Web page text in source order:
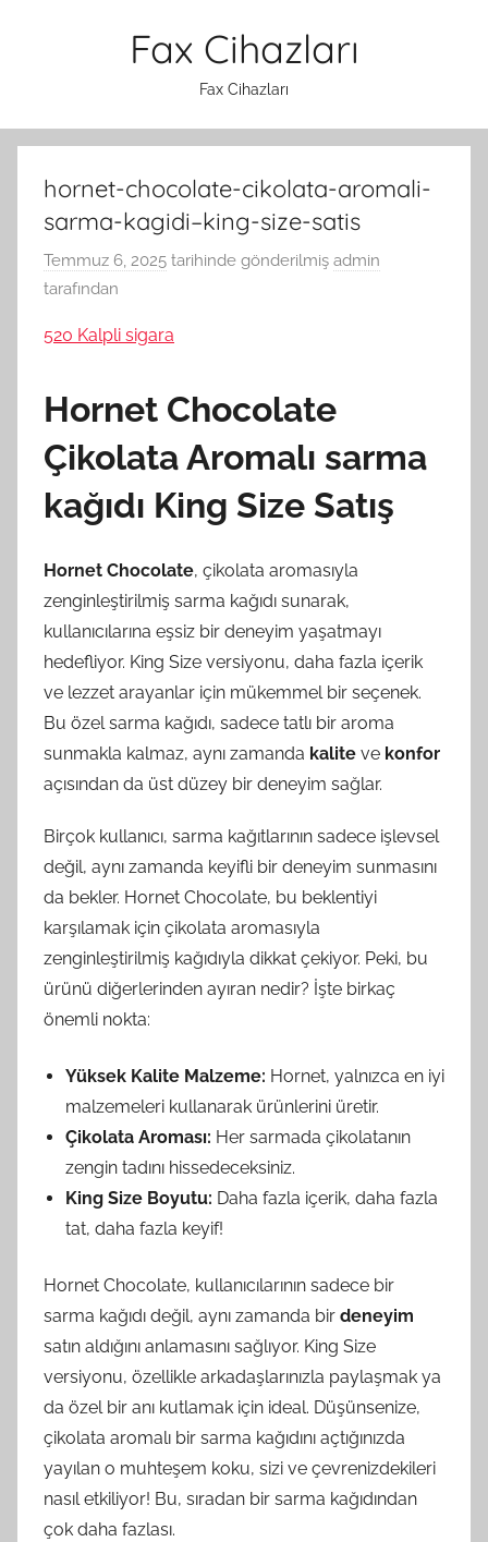
Fax Cihazları
Fax Cihazları
hornet-chocolate-cikolata-aromali-
sarma-kagidi–king-size-satis
Temmuz 6, 2025 tarihinde gönderilmiş admin
tarafından
520 Kalpli sigara
Hornet Chocolate
Çikolata Aromalı sarma
kağıdı King Size Satış
Hornet Chocolate, çikolata aromasıyla
zenginleştirilmiş sarma kağıdı sunarak,
kullanıcılarına eşsiz bir deneyim yaşatmayı
hedefliyor. King Size versiyonu, daha fazla içerik
ve lezzet arayanlar için mükemmel bir seçenek.
Bu özel sarma kağıdı, sadece tatlı bir aroma
sunmakla kalmaz, aynı zamanda kalite ve konfor
açısından da üst düzey bir deneyim sağlar.
Birçok kullanıcı, sarma kağıtlarının sadece işlevsel
değil, aynı zamanda keyifli bir deneyim sunmasını
da bekler. Hornet Chocolate, bu beklentiyi
karşılamak için çikolata aromasıyla
zenginleştirilmiş kağıdıyla dikkat çekiyor. Peki, bu
ürünü diğerlerinden ayıran nedir? İşte birkaç
önemli nokta:
Yüksek Kalite Malzeme: Hornet, yalnızca en iyi
malzemeleri kullanarak ürünlerini üretir.
Çikolata Aroması: Her sarmada çikolatanın
zengin tadını hissedeceksiniz.
King Size Boyutu: Daha fazla içerik, daha fazla
tat, daha fazla keyif!
Hornet Chocolate, kullanıcılarının sadece bir
sarma kağıdı değil, aynı zamanda bir deneyim
satın aldığını anlamasını sağlıyor. King Size
versiyonu, özellikle arkadaşlarınızla paylaşmak ya
da özel bir anı kutlamak için ideal. Düşünsenize,
çikolata aromalı bir sarma kağıdını açtığınızda
yayılan o muhteşem koku, sizi ve çevrenizdekileri
nasıl etkiliyor! Bu, sıradan bir sarma kağıdından
çok daha fazlası.